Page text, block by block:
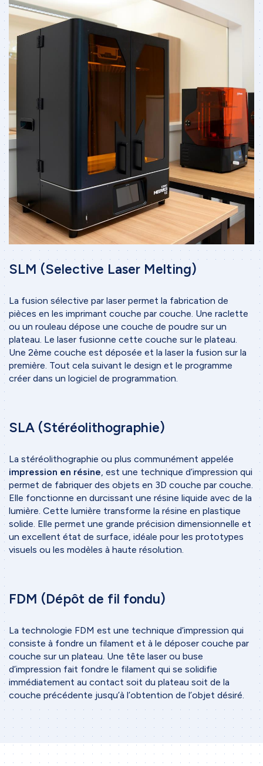
Accueil
Entreprise
Impression 3D
Usinage
Ingénierie
Projets
Méthodologie de travail
Etapes de projet
SLM (Selective Laser Melting)
La fusion sélective par laser permet la fabrication de
pièces en les imprimant couche par couche. Une raclette
ou un rouleau dépose une couche de poudre sur un
plateau. Le laser fusionne cette couche sur le plateau.
Une 2ème couche est déposée et la laser la fusion sur la
première. Tout cela suivant le design et le programme
créer dans un logiciel de programmation.
SLA (Stéréolithographie)
La stéréolithographie ou plus communément appelée
impression en résine, est une technique d’impression qui
permet de fabriquer des objets en 3D couche par couche.
Elle fonctionne en durcissant une résine liquide avec de la
lumière. Cette lumière transforme la résine en plastique
solide. Elle permet une grande précision dimensionnelle et
un excellent état de surface, idéale pour les prototypes
visuels ou les modèles à haute résolution.
FDM (Dépôt de fil fondu)
La technologie FDM est une technique d’impression qui
consiste à fondre un filament et à le déposer couche par
couche sur un plateau. Une tête laser ou buse
d’impression fait fondre le filament qui se solidifie
immédiatement au contact soit du plateau soit de la
couche précédente jusqu’à l’obtention de l’objet désiré.